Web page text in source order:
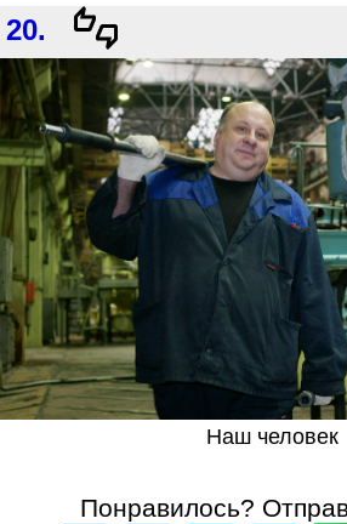
20.
Наш человек
Понравилось?